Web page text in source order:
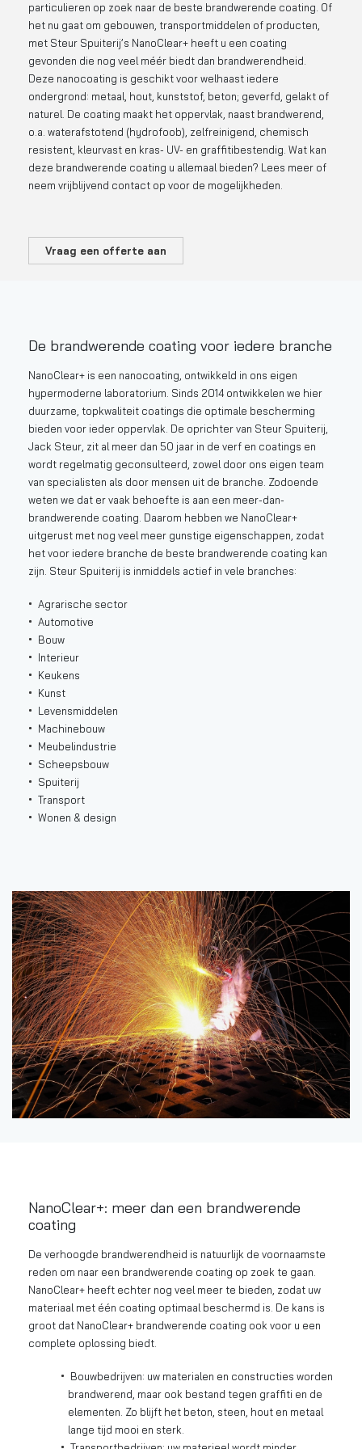
particulieren op zoek naar de beste brandwerende coating. Of
het nu gaat om gebouwen, transportmiddelen of producten,
met Steur Spuiterij’s NanoClear+ heeft u een coating
gevonden die nog veel méér biedt dan brandwerendheid.
Deze nanocoating is geschikt voor welhaast iedere
ondergrond: metaal, hout, kunststof, beton; geverfd, gelakt of
naturel. De coating maakt het oppervlak, naast brandwerend,
o.a. waterafstotend (hydrofoob), zelfreinigend, chemisch
resistent, kleurvast en kras- UV- en graffitibestendig. Wat kan
deze brandwerende coating u allemaal bieden? Lees meer of
neem vrijblijvend contact op voor de mogelijkheden.
Vraag een offerte aan
De brandwerende coating voor iedere branche
NanoClear+ is een nanocoating, ontwikkeld in ons eigen
hypermoderne laboratorium. Sinds 2014 ontwikkelen we hier
duurzame, topkwaliteit coatings die optimale bescherming
bieden voor ieder oppervlak. De oprichter van Steur Spuiterij,
Jack Steur, zit al meer dan 50 jaar in de verf en coatings en
wordt regelmatig geconsulteerd, zowel door ons eigen team
van specialisten als door mensen uit de branche. Zodoende
weten we dat er vaak behoefte is aan een meer-dan-
brandwerende coating. Daarom hebben we NanoClear+
uitgerust met nog veel meer gunstige eigenschappen, zodat
het voor iedere branche de beste brandwerende coating kan
zijn. Steur Spuiterij is inmiddels actief in vele branches:
Agrarische sector
Automotive
Bouw
Interieur
Keukens
Kunst
Levensmiddelen
Machinebouw
Meubelindustrie
Scheepsbouw
Spuiterij
Transport
Wonen & design
NanoClear+: meer dan een brandwerende
coating
De verhoogde brandwerendheid is natuurlijk de voornaamste
reden om naar een brandwerende coating op zoek te gaan.
NanoClear+ heeft echter nog veel meer te bieden, zodat uw
materiaal met één coating optimaal beschermd is. De kans is
groot dat NanoClear+ brandwerende coating ook voor u een
complete oplossing biedt.
Bouwbedrijven: uw materialen en constructies worden
brandwerend, maar ook bestand tegen graffiti en de
elementen. Zo blijft het beton, steen, hout en metaal
lange tijd mooi en sterk.